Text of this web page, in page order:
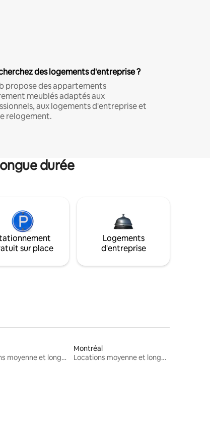
des logements d'entreprise ?
propose des appartements
meublés adaptés aux
aux logements d'entreprise et
relogement.
durée
sur place
Logements
d'entreprise
Locations moyenne et longue durée
Montréal
Locations moyenne et longue durée